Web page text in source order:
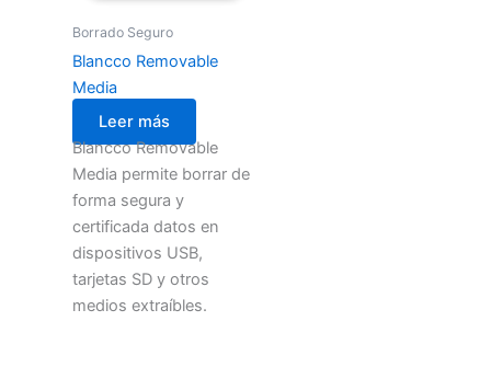
Borrado Seguro
Blancco Removable
Media
Leer más
Blancco Removable
Media permite borrar de
forma segura y
certificada datos en
dispositivos USB,
tarjetas SD y otros
medios extraíbles.